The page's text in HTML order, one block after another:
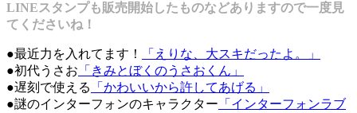
LINEスタンプも販売開始したものなどありますので一度見
てくださいね！
●最近力を入れてます！
「えりな、大スキだったよ。」
●初代うさお 「きみとぼくのうさおくん」
●遅刻で使える
「かわいいから許してあげる」
●謎のインターフォンのキャラクター 「インターフォンラブ